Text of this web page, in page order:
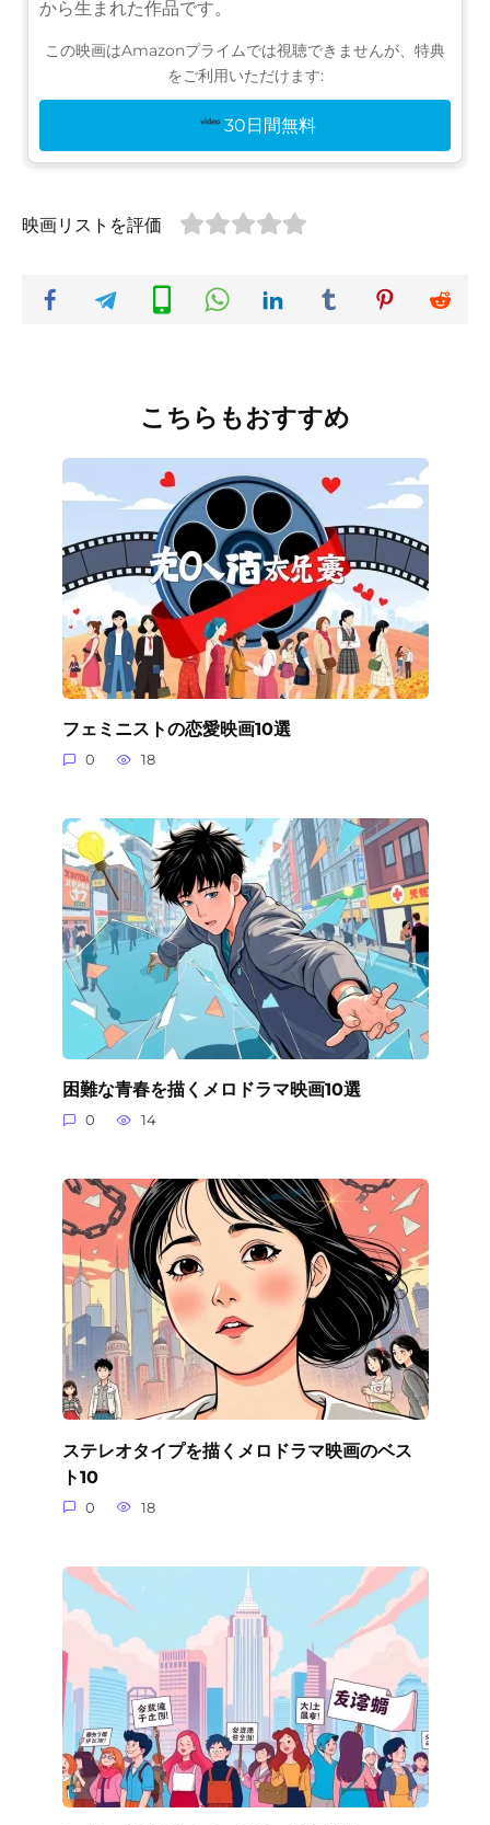
から生まれた作品です。
この映画はAmazonプライムでは視聴できませんが、特典
をご利用いただけます:
30日間無料
映画リストを評価
こちらもおすすめ
フェミニストの恋愛映画10選
0 18
困難な青春を描くメロドラマ映画10選
0 14
ステレオタイプを描くメロドラマ映画のベス
ト10
0 18